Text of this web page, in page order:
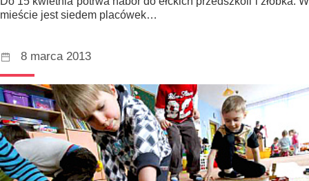
mieście jest siedem placówek…
8 marca 2013